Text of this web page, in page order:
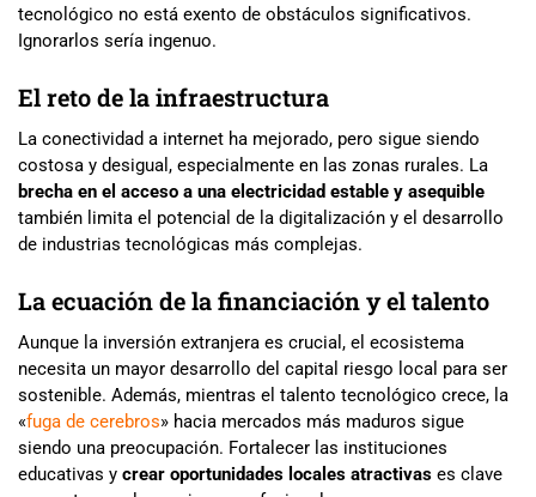
tecnológico no está exento de obstáculos significativos.
Ignorarlos sería ingenuo.
El reto de la infraestructura
La conectividad a internet ha mejorado, pero sigue siendo
costosa y desigual, especialmente en las zonas rurales. La
brecha en el acceso a una electricidad estable y asequible
también limita el potencial de la digitalización y el desarrollo
de industrias tecnológicas más complejas.
La ecuación de la financiación y el talento
Aunque la inversión extranjera es crucial, el ecosistema
necesita un mayor desarrollo del capital riesgo local para ser
sostenible. Además, mientras el talento tecnológico crece, la
«fuga de cerebros» hacia mercados más maduros sigue
siendo una preocupación. Fortalecer las instituciones
educativas y crear oportunidades locales atractivas es clave